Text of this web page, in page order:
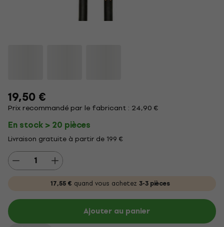
19,50 €
Prix recommandé par le fabricant : 24,90 €
En stock > 20 pièces
Livraison gratuite à partir de 199 €
17,55 € quand vous achetez 3-3 pièces
Ajouter au panier